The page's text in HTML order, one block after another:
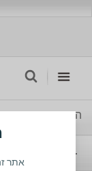
אתר
החיים עם סטומה